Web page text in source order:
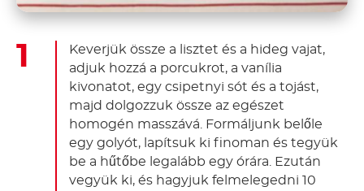
Keverjük össze a lisztet és a hideg vajat,
adjuk hozzá a porcukrot, a vanília
kivonatot, egy csipetnyi sót és a tojást,
majd dolgozzuk össze az egészet
homogén masszává. Formáljunk belőle
egy golyót, lapítsuk ki finoman és tegyük
be a hűtőbe legalább egy órára. Ezután
vegyük ki, és hagyjuk felmelegedni 10